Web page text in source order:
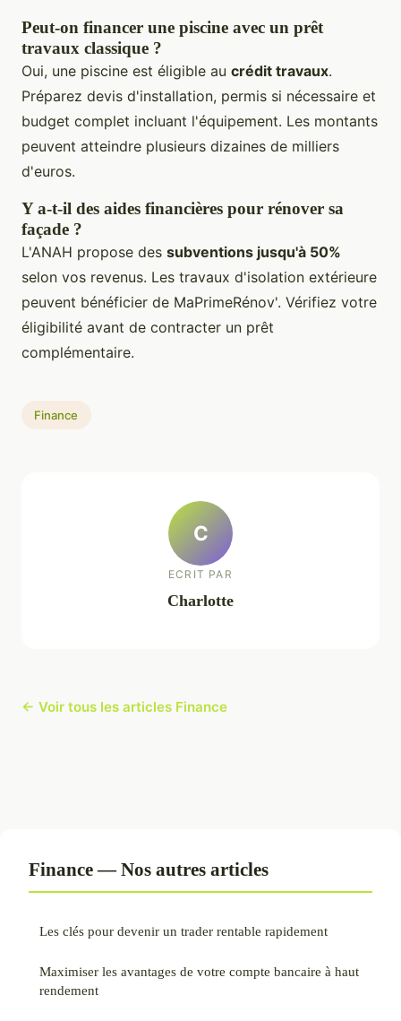
Peut-on financer une piscine avec un prêt
travaux classique ?
Oui, une piscine est éligible au crédit travaux.
Préparez devis d'installation, permis si nécessaire et
budget complet incluant l'équipement. Les montants
peuvent atteindre plusieurs dizaines de milliers
d'euros.
Y a-t-il des aides financières pour rénover sa
façade ?
L'ANAH propose des subventions jusqu'à 50%
selon vos revenus. Les travaux d'isolation extérieure
peuvent bénéficier de MaPrimeRénov'. Vérifiez votre
éligibilité avant de contracter un prêt
complémentaire.
Finance
C
ECRIT PAR
Charlotte
← Voir tous les articles Finance
Finance — Nos autres articles
Les clés pour devenir un trader rentable rapidement
Maximiser les avantages de votre compte bancaire à haut
rendement